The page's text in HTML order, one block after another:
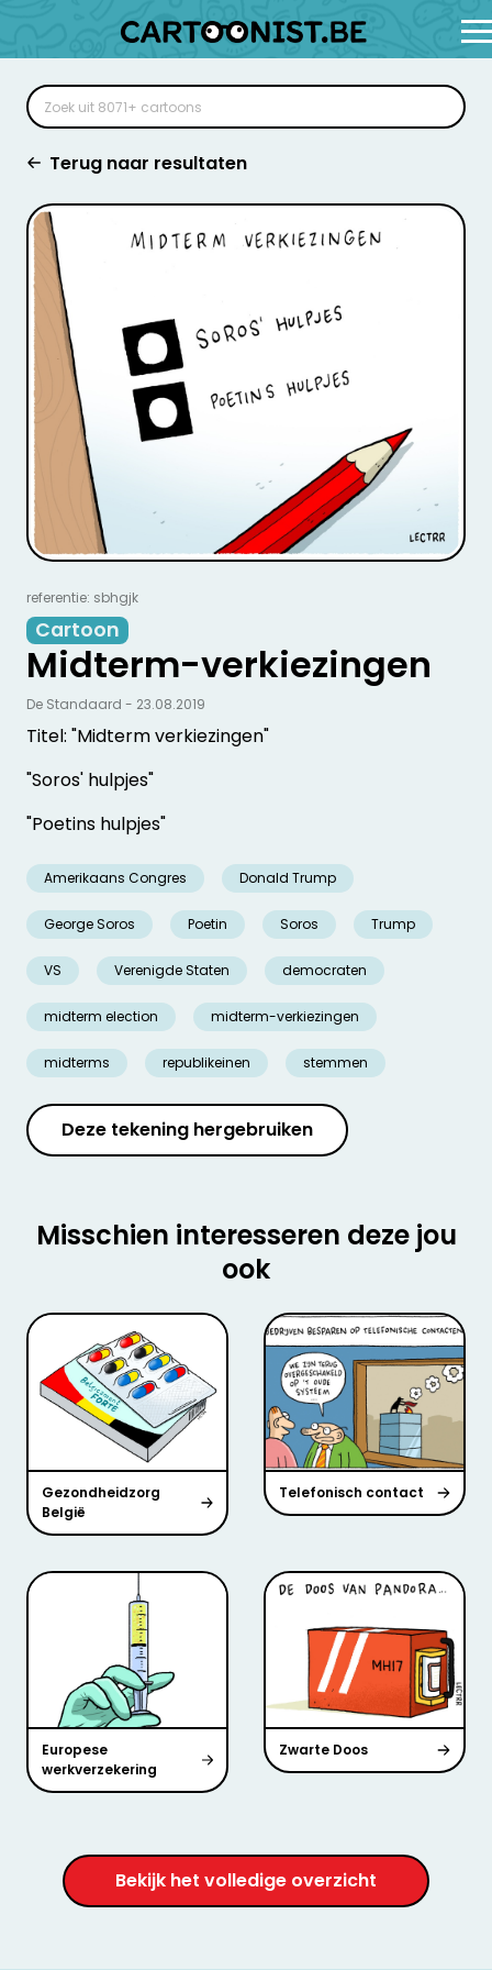
Terug naar resultaten
referentie: sbhgjk
Cartoon
Midterm-verkiezingen
Titel: "Midterm verkiezingen"
"Soros' hulpjes"
"Poetins hulpjes"
Amerikaans Congres Donald Trump
George Soros Poetin Soros Trump
VS Verenigde Staten democraten
midterm election midterm-verkiezingen
midterms republikeinen stemmen
De Standaard - 23.08.2019
Deze tekening hergebruiken
Misschien interesseren deze jou
ook
Gezondheidzorg
België
Telefonisch contact
Europese
werkverzekering
Zwarte Doos
Bekijk het volledige overzicht